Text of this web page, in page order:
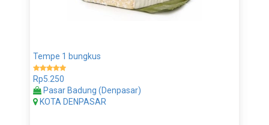
Tempe 1 bungkus
Rp5.250
Pasar Badung (Denpasar)
KOTA DENPASAR